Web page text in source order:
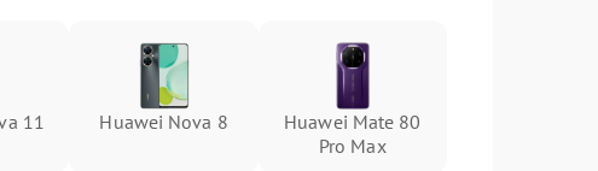
11 Huawei Nova 8
Huawei Mate 80
Pro Max